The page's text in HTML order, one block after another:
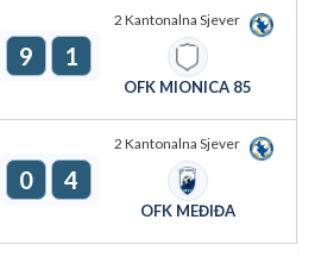
2 Kantonalna Sjever
9 1
OFK MIONICA 85
2 Kantonalna Sjever
0 4
OFK MEĐIĐA